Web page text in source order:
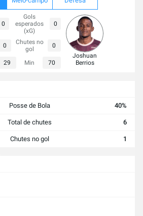
0
Gols
esperados
(xG)
0
0
Chutes no
gol
0
29 Min 70
Joshuan
Berrios
Posse de Bola 40%
Total de chutes 6
Chutes no gol 1